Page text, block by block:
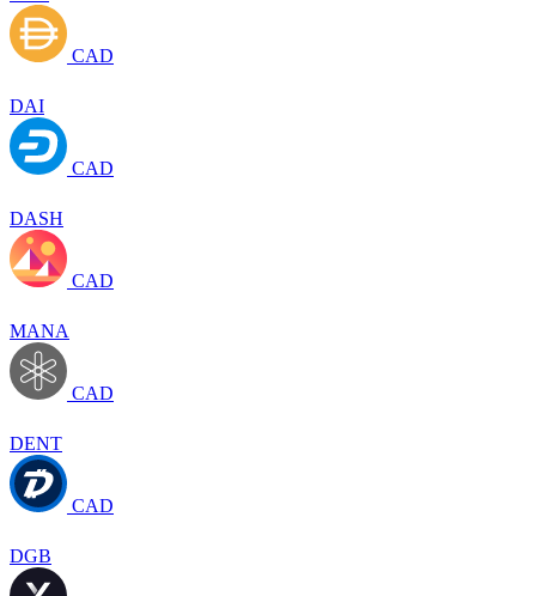
CAD
DAI
CAD
DASH
CAD
MANA
CAD
DENT
CAD
DGB